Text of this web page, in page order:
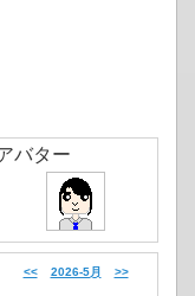
バター
<< 2026-5月 >>